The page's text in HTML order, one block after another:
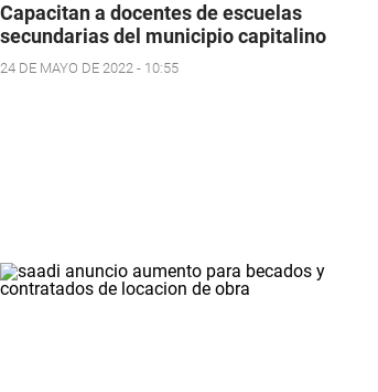
Capacitan a docentes de escuelas
secundarias del municipio capitalino
24 DE MAYO DE 2022 - 10:55